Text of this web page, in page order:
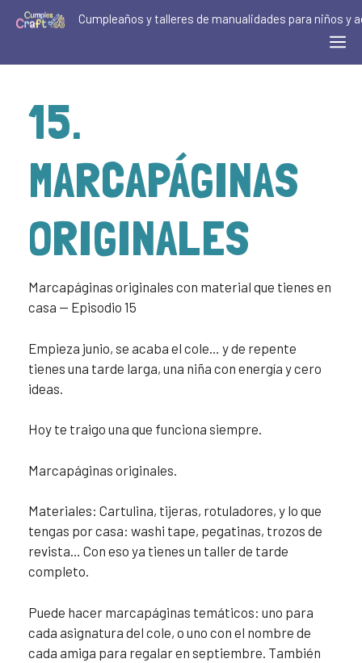
Cumpleaños y talleres de manualidades para niños y
15.
MARCAPÁGINAS
ORIGINALES
Marcapáginas originales con material que tienes en
casa — Episodio 15
Empieza junio, se acaba el cole… y de repente
tienes una tarde larga, una niña con energía y cero
ideas.
Hoy te traigo una que funciona siempre.
Marcapáginas originales.
Materiales: Cartulina, tijeras, rotuladores, y lo que
tengas por casa: washi tape, pegatinas, trozos de
revista… Con eso ya tienes un taller de tarde
completo.
Puede hacer marcapáginas temáticos: uno para
cada asignatura del cole, o uno con el nombre de
cada amiga para regalar en septiembre. También